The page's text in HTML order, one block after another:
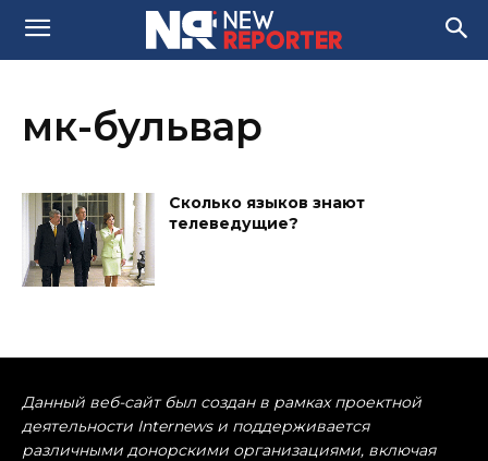
мк-бульвар
Сколько языков знают
телеведущие?
Данный веб-сайт был создан в рамках проектной
деятельности Internews и поддерживается
различными донорскими организациями, включая